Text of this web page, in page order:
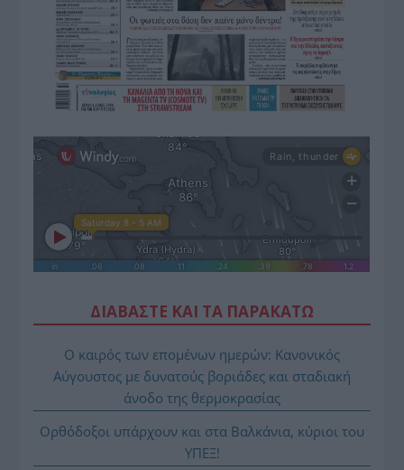
ΔΙΑΒΑΣΤΕ ΚΑΙ ΤΑ ΠΑΡΑΚΑΤΩ
Ο καιρός των επομένων ημερών: Κανονικός
Αύγουστος με δυνατούς βοριάδες και σταδιακή
άνοδο της θερμοκρασίας
Ορθόδοξοι υπάρχουν και στα Βαλκάνια, κύριοι του
ΥΠΕΞ!